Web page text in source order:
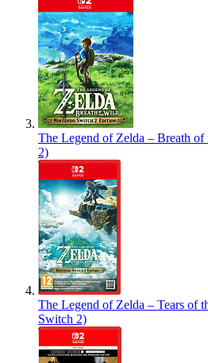
The Legend of Zelda – Breath
2)
The Legend of Zelda – Tears of
Switch 2)